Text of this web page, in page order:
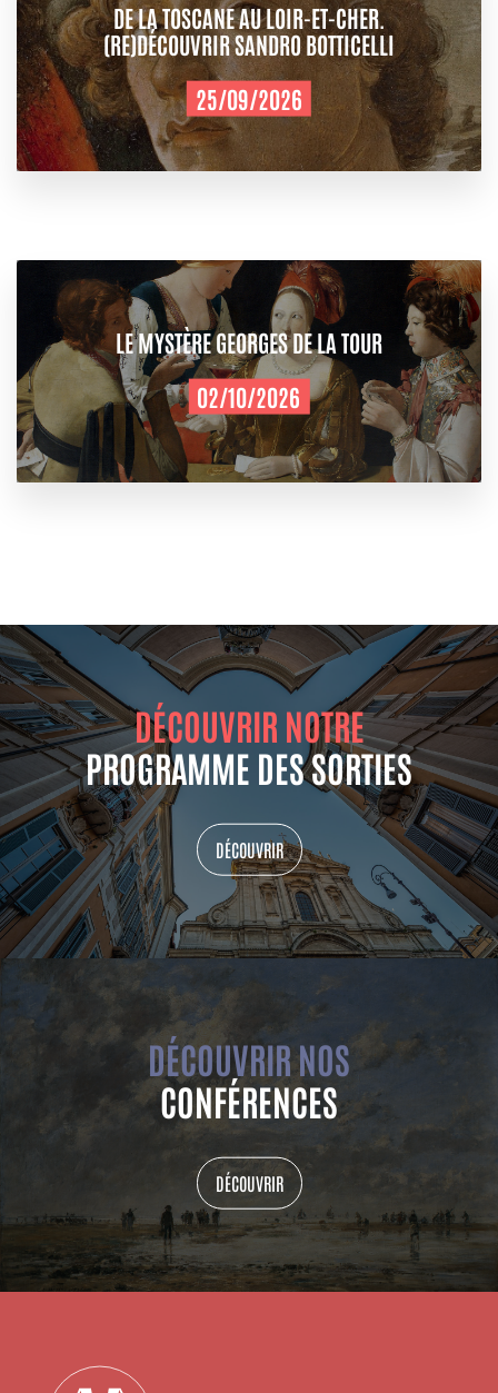
DE LA TOSCANE AU LOIR-ET-CHER.
(RE)DÉCOUVRIR SANDRO BOTTICELLI
25/09/2026
LE MYSTÈRE GEORGES DE LA TOUR
02/10/2026
DÉCOUVRIR NOTRE
PROGRAMME DES SORTIES
DÉCOUVRIR
DÉCOUVRIR NOS
CONFÉRENCES
DÉCOUVRIR